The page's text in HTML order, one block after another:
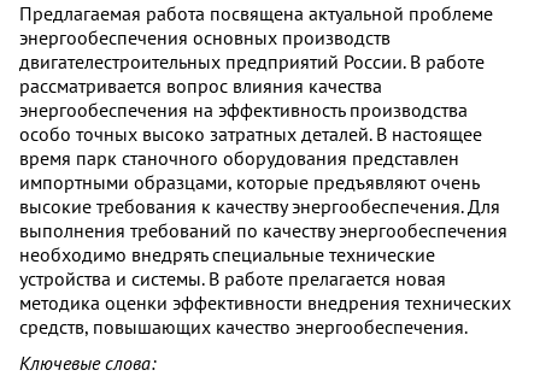
Предлагаемая работа посвящена актуальной проблеме
энергообеспечения основных производств
двигателестроительных предприятий России. В работе
рассматривается вопрос влияния качества
энергообеспечения на эффективность производства
особо точных высоко затратных деталей. В настоящее
время парк станочного оборудования представлен
импортными образцами, которые предъявляют очень
высокие требования к качеству энергообеспечения. Для
выполнения требований по качеству энергообеспечения
необходимо внедрять специальные технические
устройства и системы. В работе прелагается новая
методика оценки эффективности внедрения технических
средств, повышающих качество энергообеспечения.
Ключевые слова: